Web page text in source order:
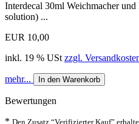
Interdecal 30ml Weichmacher und
solution) ...
EUR 10,00
inkl. 19 % USt zzgl.
mehr... In den Warenkorb
Bewertungen
* Den Zusatz “Verifizierter Kauf”